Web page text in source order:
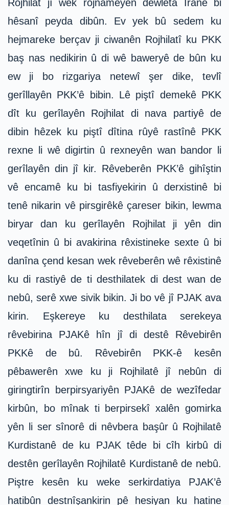
Rojhilat jî wek rojnameyên dewleta Îranê bi
hêsanî peyda dibûn. Ev yek bû sedem ku
hejmareke berçav ji ciwanên Rojhilatî ku PKK
baş nas nedikirin û di wê baweryê de bûn ku
ew ji bo rizgariya netewî şer dike, tevlî
gerîllayên PKK’ê bibin. Lê piştî demekê PKK
dît ku gerîlayên Rojhilat di nava partiyê de
dibin hêzek ku piştî dîtina rûyê rastînê PKK
rexne li wê digirtin û rexneyên wan bandor li
gerîlayên din jî kir. Rêveberên PKK’ê gihîştin
vê encamê ku bi tasfiyekirin û derxistinê bi
tenê nikarin vê pirsgirêkê çareser bikin, lewma
biryar dan ku gerîlayên Rojhilat ji yên din
veqetînin û bi avakirina rêxistineke sexte û bi
danîna çend kesan wek rêveberên wê rêxistinê
ku di rastiyê de ti desthilatek di dest wan de
nebû, serê xwe sivik bikin. Ji bo vê jî PJAK ava
kirin. Eşkereye ku desthilata serekeya
rêvebirina PJAKê hîn jî di destê Rêvebirên
PKKê de bû. Rêvebirên PKK-ê kesên
pêbawerên xwe ku ji Rojhilatê jî nebûn di
giringtirîn berpirsyariyên PJAKê de wezîfedar
kirbûn, bo mînak ti berpirsekî xalên gomirka
yên li ser sînorê di nêvbera başûr û Rojhilatê
Kurdistanê de ku PJAK têde bi cîh kirbû di
destên gerîlayên Rojhilatê Kurdistanê de nebû.
Piştre kesên ku weke serkirdatiya PJAK’ê
hatibûn destnîşankirin pê hesiyan ku hatine